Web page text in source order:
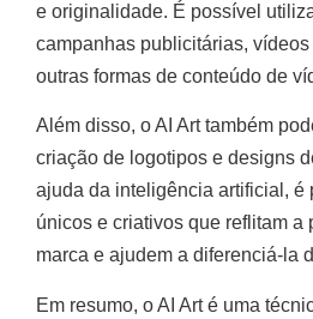
e originalidade. É possível
campanhas publicitárias,
outras formas de conteúdo de
Além disso, o AI Art também
criação de logotipos e designs
ajuda da inteligência artificial, é
únicos e criativos que reflitam a
marca e ajudem a diferenciá-la
Em resumo, o AI Art é uma